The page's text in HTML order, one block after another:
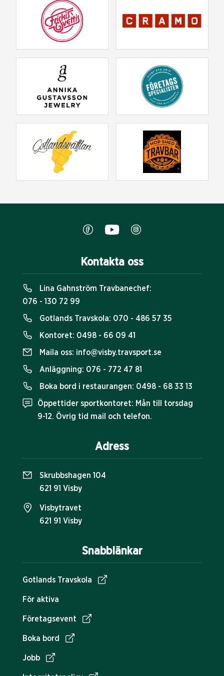
Snabblänkar
Gotlands Travskola
För aktiva
Företagsevent
Boka bord
Jobb
Kontakta oss
Lina Gahnström Travbanechef:
076 - 130 72 99
Gotlands Travskola: 070 - 486 57 35
Kontoret: 0498 - 66 09 41
Maila oss: info@visby.travsport.se
Anläggning: 076 - 772 47 81
Boka bord i restaurangen: 0498 - 68 33 13
Öppettider sportkontoret: Mån till torsdag
9-12. Övrig tid mail och telefon.
Adress
Skrubbshagen 104
621 91 Visby
Visbytravet
621 91 Visby